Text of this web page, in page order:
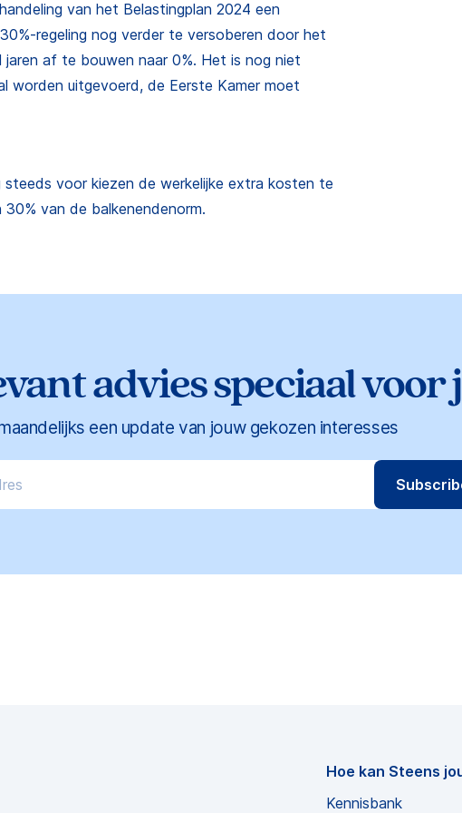
van het Belastingplan 2024 een
regeling nog verder te versoberen door het
af te bouwen naar 0%. Het is nog niet
worden uitgevoerd, de Eerste Kamer moet
steeds voor kiezen de werkelijke extra kosten te
van de balkenendenorm.
advies speciaal voor
een update van jouw gekozen interesses
Hoe kan Steens
Kennisbank